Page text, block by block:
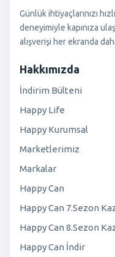
Günlük ihtiyaçlarınızı
deneyimiyle kapınıza
alışverişi her ekranda
Hakkımızda
İndirim Bülteni
Happy Life
Happy Kurumsal
Marketlerimiz
Markalar
Happy Can
Happy Can 7.Sezon
Happy Can 8.Sezon
Happy Can İndir